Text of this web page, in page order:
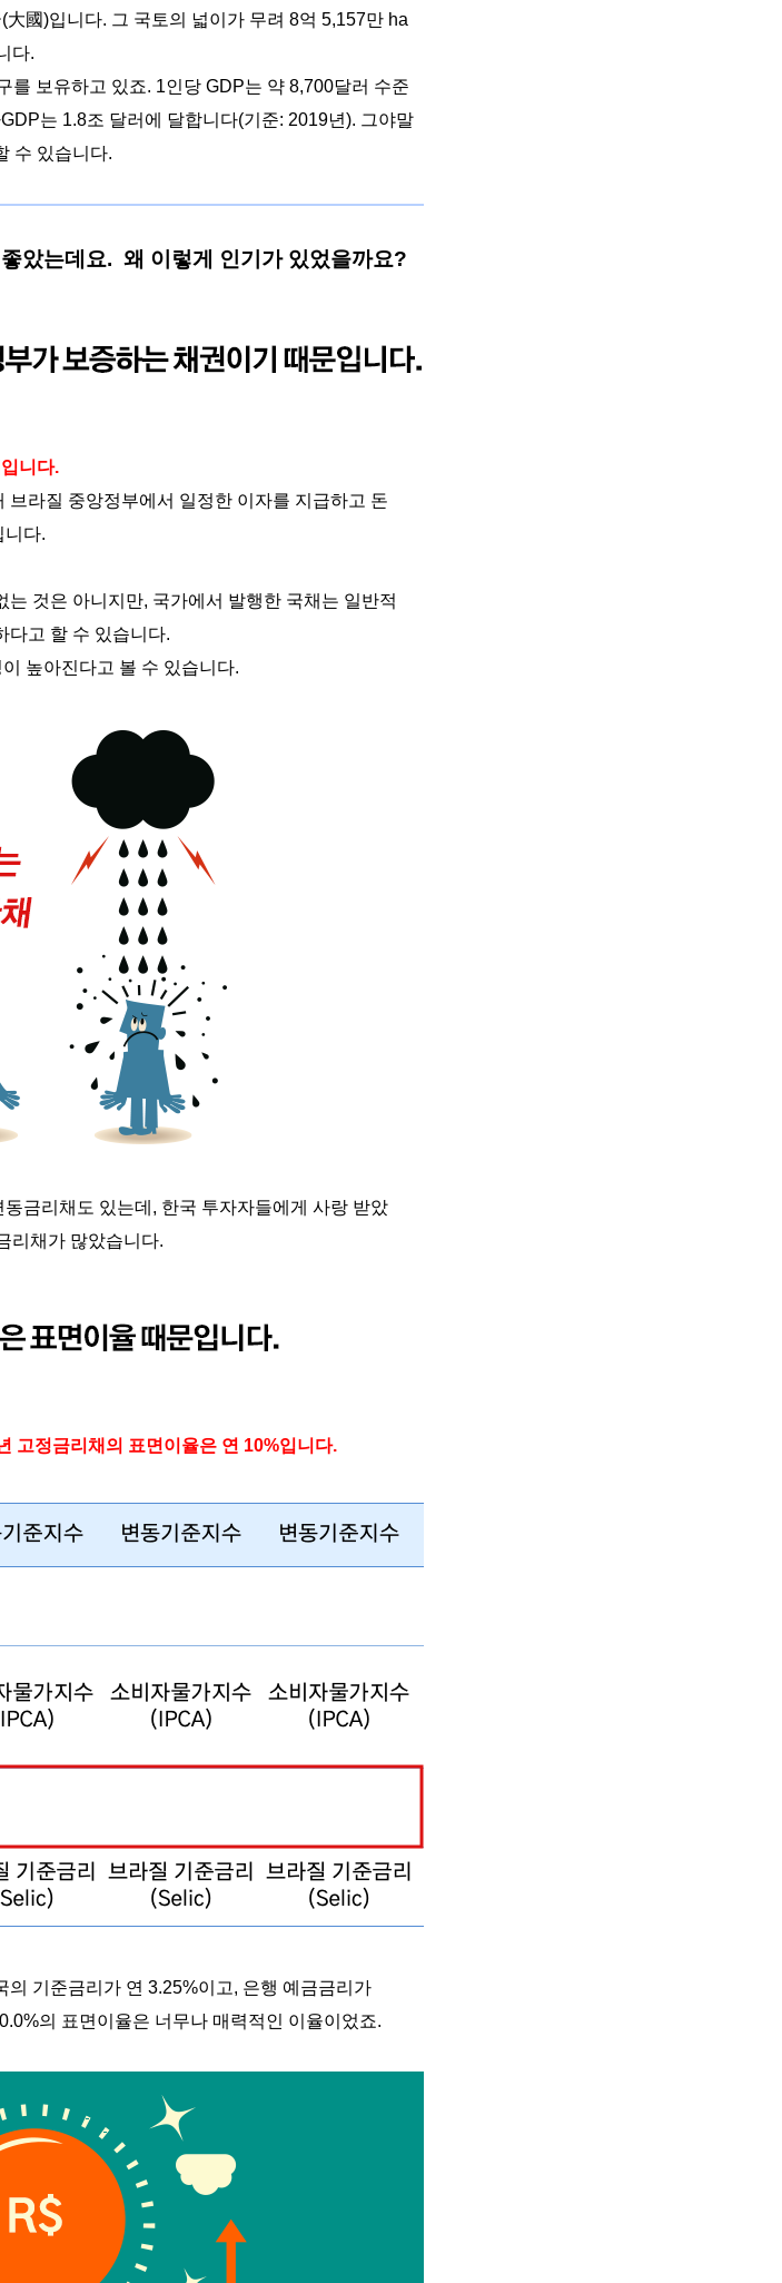
(大國)입니다. 그 국토의 넓이가 무려 8억 5,157만 ha
다.
를 보유하고 있죠. 1인당 GDP는 약 8,700달러 수준
GDP는 1.8조 달러에 달합니다(기준: 2019년). 그야말
수 있습니다.
았는데요. 왜 이렇게 인기가 있었을까요?
니다.
브라질 중앙정부에서 일정한 이자를 지급하고 돈
니다.
는 것은 아니지만, 국가에서 발행한 국채는 일반적
다고 할 수 있습니다.
높아진다고 볼 수 있습니다.
동금리채도 있는데 , 한국 투자자들에게 사랑 받았
리채가 많았습니다.
고정금리채의 표면이율은 연 10%입니다.
의 기준금리가 연 3.25%이고, 은행 예금금리가
의 표면이율은 너무나 매력적인 이율이었죠.